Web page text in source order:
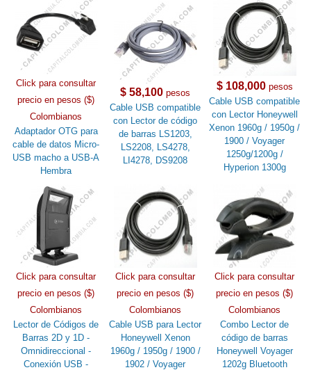
Click para consultar
precio en pesos ($)
Colombianos
Adaptador OTG para
cable de datos Micro-
USB macho a USB-A
Hembra
$ 58,100 pesos
Cable USB compatible
con Lector de código
de barras LS1203,
LS2208, LS4278,
LI4278, DS9208
$ 108,000pesos
Cable USB compatible
con Lector Honeywell
Xenon 1960g / 1950g /
1900 / Voyager
1250g/1200g /
Hyperion 1300g
Click para consultar
precio en pesos ($)
Colombianos
Lector de Códigos de
Barras 2D y 1D -
Omnidireccional -
Conexión USB -
Click para consultar
precio en pesos ($)
Colombianos
Cable USB para Lector
Honeywell Xenon
1960g / 1950g / 1900 /
1902 / Voyager
Click para consultar
precio en pesos ($)
Colombianos
Combo Lector de
código de barras
Honeywell Voyager
1202g Bluetooth